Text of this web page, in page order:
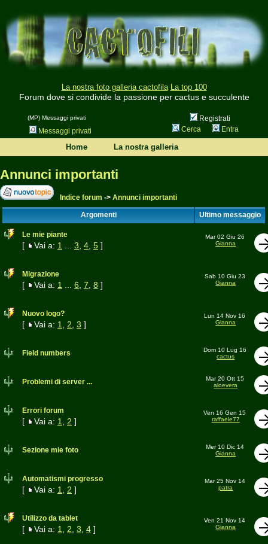
La nostra foto galleria cactofila La top 100
Forum dove si condivide la passione per cactus e succulente
(MP) Messaggi privati
Registrati
Messaggi privati
Cerca Entra
Home La nostra galleria
Annunci importanti
Indice forum -> Annunci importanti
Argomenti Ultimo messaggio
Le mie piante
[ Vai a: 1 3 4, 5]
Mar 02 Giu 26
Gianna
Migrazione
[ Vai a: 1 6 7 8 ]
Sab 10 Giu 23
Gianna
Nuovo logo?
[ Vai a: 1 2 3 ]
Lun 14 Nov 16
Gianna
Field numbers
Dom 10 Lug 16
cactus
Problemi di server ...
Mar 20 Ott 15
aloevera
Errori forum
[ Vai a: 1 2 ]
Ven 16 Gen 15
raffaele77
Sezione mie foto
Mer 10 Dic 14
Gianna
Automatismi progresso
[ Vai a: 1 2 ]
Mar 25 Nov 14
patra
Utilizzo da tablet
[ Vai a: 1 2 3 4]
Ven 21 Nov 14
Gianna